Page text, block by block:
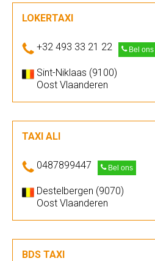
LOKERTAXI
+32 493 33 21 22 Bel ons
Sint-Niklaas (9100)
Oost Vlaanderen
TAXI ALI
0487899447 Bel ons
Destelbergen (9070)
Oost Vlaanderen
BDS TAXI